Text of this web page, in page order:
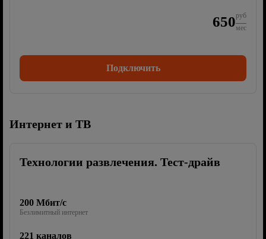
650руб
мес
Подключить
Интернет и ТВ
Технологии развлечения. Тест-драйв
200 Мбит/с
Безлимитный интернет
221 каналов